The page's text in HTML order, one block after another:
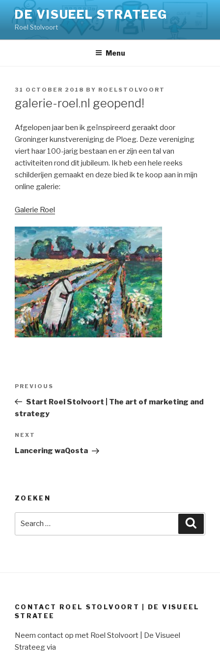
content
DE VISUEEL STRATEEG
Roel Stolvoort
Menu
POSTED
31 OCTOBER 2018 BY ROELSTOLVOORT
galerie-roel.nl geopend!
Afgelopen jaar ben ik geïnspireerd geraakt door
Groninger kunstvereniging de Ploeg. Deze vereniging
viert haar 100-jarig bestaan en er zijn een tal van
activiteiten rond dit jubileum. Ik heb een hele reeks
schilderijen gemaakt en deze bied ik te koop aan in mijn
online galerie:
Galerie Roel
Previous
Post
PREVIOUS
Start Roel Stolvoort | The art of marketing and
strategy
Next
Post
NEXT
Lancering waQosta
ZOEKEN
CONTACT ROEL STOLVOORT | DE VISUEEL
STRATEE
Neem contact op met Roel Stolvoort | De Visueel
Strateeg via